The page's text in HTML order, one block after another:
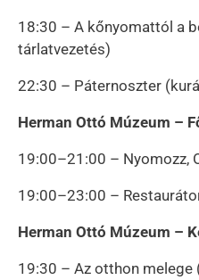
18:30 – A kőnyomattól a
tárlatvezetés)
22:30 – Páternoszter
Herman Ottó Múzeum –
19:00–21:00 – Nyomozz,
19:00–23:00 –
Herman Ottó Múzeum –
19:30 – Az otthon melege